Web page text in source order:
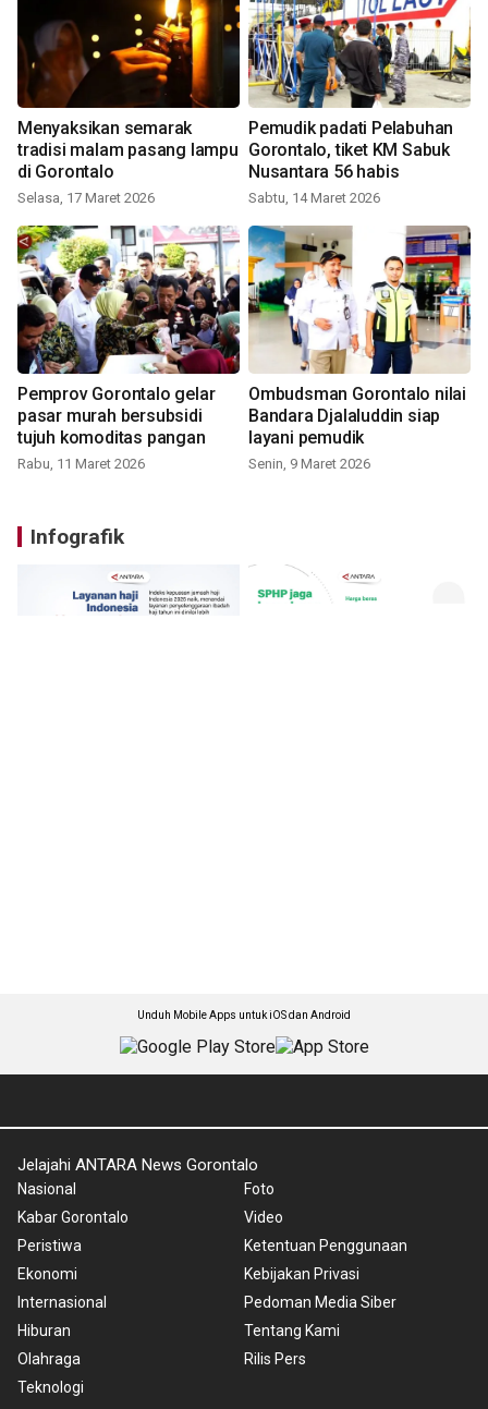
Menyaksikan semarak
tradisi malam pasang lampu
di Gorontalo
Selasa, 17 Maret 2026
Pemudik padati Pelabuhan
Gorontalo, tiket KM Sabuk
Nusantara 56 habis
Sabtu, 14 Maret 2026
Pemprov Gorontalo gelar
pasar murah bersubsidi
tujuh komoditas pangan
Rabu, 11 Maret 2026
Ombudsman Gorontalo nilai
Bandara Djalaluddin siap
layani pemudik
Senin, 9 Maret 2026
Infografik
Unduh Mobile Apps untuk iOS dan Android
Jelajahi ANTARA News Gorontalo
Nasional
Kabar Gorontalo
Peristiwa
Ekonomi
Internasional
Hiburan
Olahraga
Teknologi
Foto
Video
Ketentuan Penggunaan
Kebijakan Privasi
Pedoman Media Siber
Tentang Kami
Rilis Pers